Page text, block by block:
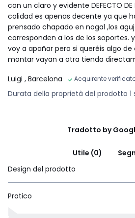
con un claro y evidente DEFECTO DE
calidad es apenas decente ya que
prensado chapado en nogal ,los
corresponden a los de los soportes.
voy a apañar pero si queréis algo
montar vayan a otra tienda
Luigi , Barcelona Acquirente
Durata della proprietà del prodotto
Tradotto by
Utile (0)
Design del prodotto
Pratico